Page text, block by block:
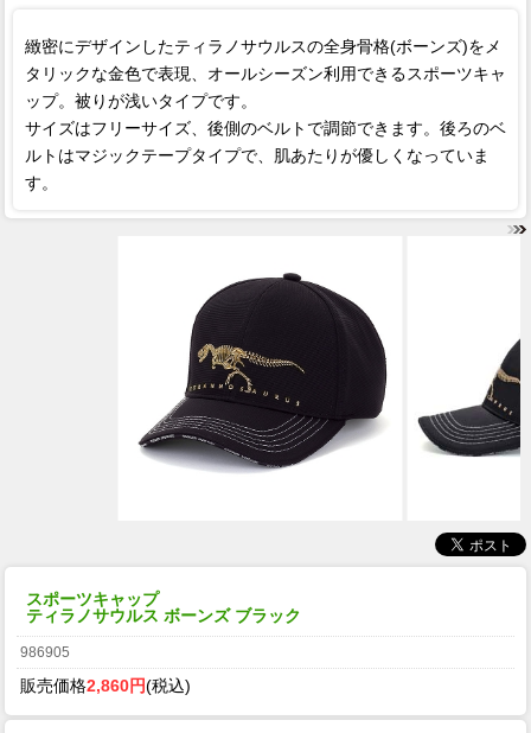
緻密にデザインしたティラノサウルスの全身骨格(ボーンズ)をメ
タリックな金色で表現、オールシーズン利用できるスポーツキャ
ップ。被りが浅いタイプです。
サイズはフリーサイズ、後側のベルトで調節できます。後ろのベ
ルトはマジックテープタイプで、肌あたりが優しくなっていま
す。
スポーツキャップ
ティラノサウルス ボーンズ ブラック
986905
販売価格2,860円(税込)